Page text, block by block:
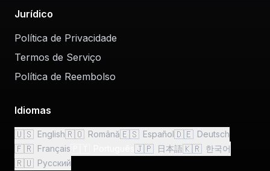
Jurídico
Política de Privacidade
Termos de Serviço
Política de Reembolso
Idiomas
🇺🇸 English🇷🇴 Română🇪🇸 Español🇩🇪 Deutsch
🇫🇷 Français 🇯🇵 日本語🇰🇷 한국어
🇷🇺 Русский